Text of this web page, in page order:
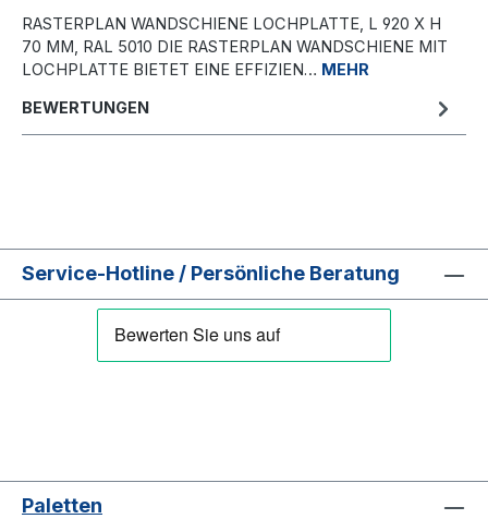
RASTERPLAN WANDSCHIENE LOCHPLATTE, L 920 X H
70 MM, RAL 5010 DIE RASTERPLAN WANDSCHIENE MIT
LOCHPLATTE BIETET EINE EFFIZIEN… MEHR
BEWERTUNGEN
Service-Hotline / Persönliche Beratung
Paletten